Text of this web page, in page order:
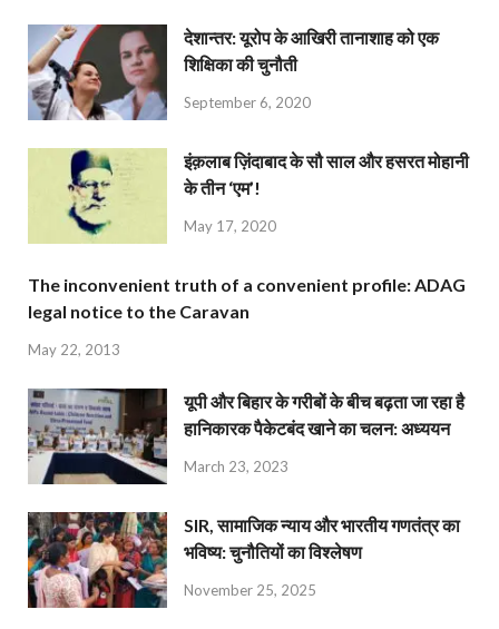
देशान्‍तर: यूरोप के आखिरी तानाशाह को एक
शिक्षिका की चुनौती
September 6, 2020
इंक़लाब ज़िंदाबाद के सौ साल और हसरत मोहानी
के तीन ‘एम’!
May 17, 2020
The inconvenient truth of a convenient profile: ADAG
legal notice to the Caravan
May 22, 2013
यूपी और बिहार के गरीबों के बीच बढ़ता जा रहा है
हानिकारक पैकेटबंद खाने का चलन: अध्ययन
March 23, 2023
SIR, सामाजिक न्याय और भारतीय गणतंत्र का
भविष्य: चुनौतियों का विश्लेषण
November 25, 2025